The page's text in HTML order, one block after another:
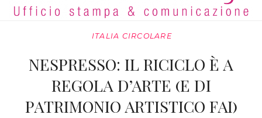
MODA ADATTIVA
PRIVACY
ITALIA CIRCOLARE
NESPRESSO: IL RICICLO È A
REGOLA D’ARTE (E DI
PATRIMONIO ARTISTICO FAI)